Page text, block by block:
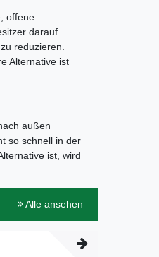
offene
darauf
reduzieren.
Alternative ist
außen
so schnell in der
ist, wird
Alle ansehen